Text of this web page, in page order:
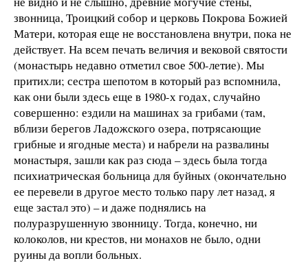
звонница, Троицкий собор и церковь Покрова Божией
Матери, которая еще не восстановлена внутри, пока не
действует. На всем печать величия и вековой святости
(монастырь недавно отметил свое 500-летие). Мы
притихли; сестра шепотом в который раз вспомнила,
как они были здесь еще в 1980-х годах, случайно
совершенно: ездили на машинах за грибами (там,
вблизи берегов Ладожского озера, потрясающие
грибные и ягодные места) и набрели на развалины
монастыря, зашли как раз сюда – здесь была тогда
психиатрическая больница для буйных (окончательно
ее перевели в другое место только пару лет назад, я
еще застал это) – и даже поднялись на
полуразрушенную звонницу. Тогда, конечно, ни
колоколов, ни крестов, ни монахов не было, одни
руины да вопли больных.